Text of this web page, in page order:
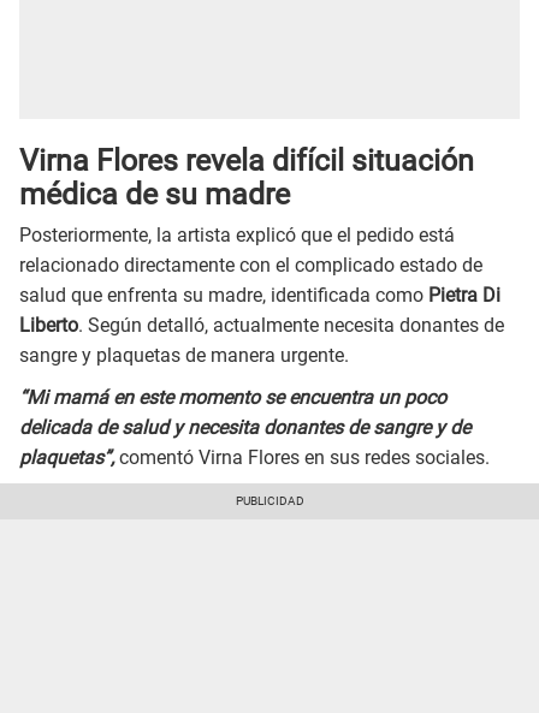
Virna Flores revela difícil situación
médica de su madre
Posteriormente, la artista explicó que el pedido está
relacionado directamente con el complicado estado de
salud que enfrenta su madre, identificada como Pietra Di
Liberto. Según detalló, actualmente necesita donantes de
sangre y plaquetas de manera urgente.
“Mi mamá en este momento se encuentra un poco
delicada de salud y necesita donantes de sangre y de
plaquetas”,comentó Virna Flores en sus redes sociales.